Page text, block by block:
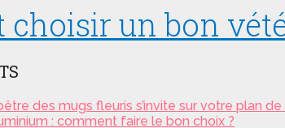
choisir un bon
des mugs fleuris s’invite sur votre plan
: comment faire le bon choix ?